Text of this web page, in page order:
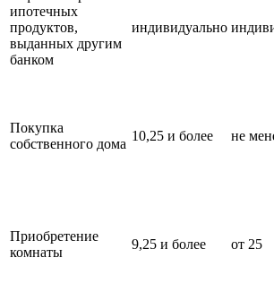
ипотечных
продуктов,
выданных другим
банком
индивидуально
Покупка
собственного дома
10,25 и более не
Приобретение
комнаты
9,25 и более от 25